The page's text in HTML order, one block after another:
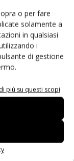
o per fare
solamente a
in qualsiasi
i
di gestione
più su questi scopi
dei
su wafer
ciò, il
costoso rispetto
è più alto
e tale divario è
costo totale del
SiC può
potenza ad
disposto a
in modo da